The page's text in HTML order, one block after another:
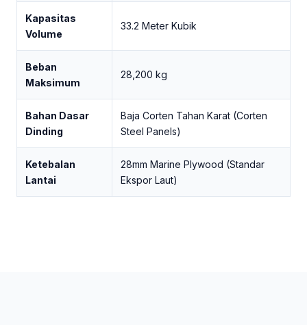
Kapasitas
Volume
33.2 Meter Kubik
Beban
Maksimum
28,200 kg
Bahan Dasar
Dinding
Baja Corten Tahan Karat (Corten
Steel Panels)
Ketebalan
Lantai
28mm Marine Plywood (Standar
Ekspor Laut)